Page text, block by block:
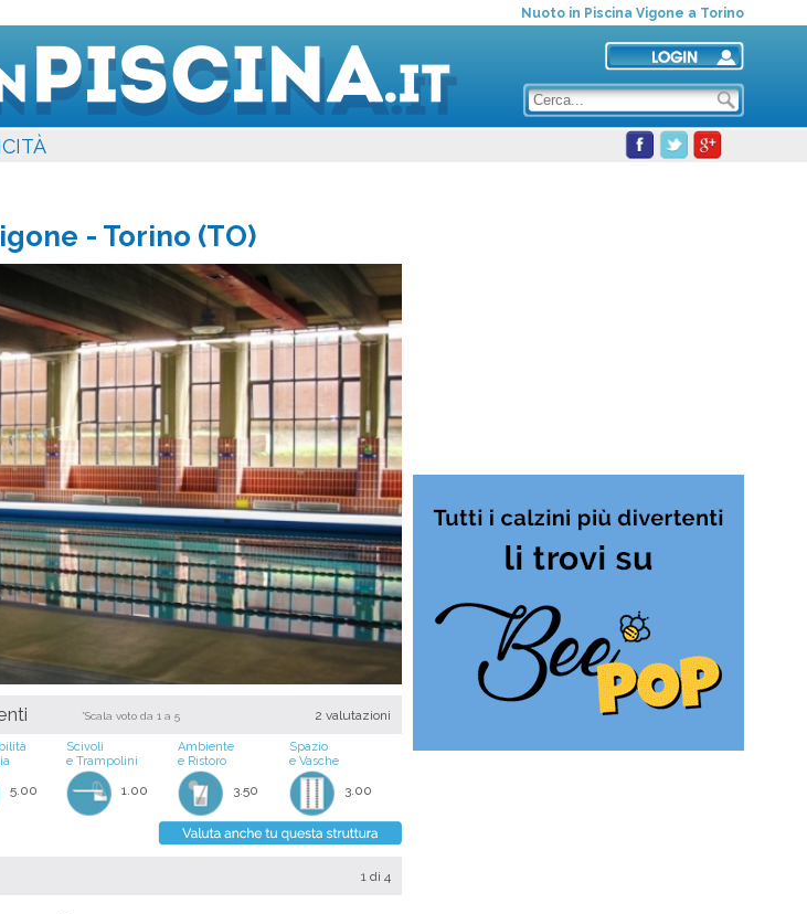
Nuoto in Piscina Vigone a Torino
- Torino (TO)
*Scala voto da 1 a 5 2 valutazioni
5.00
Scivoli
e Trampolini
1.00
Ambiente
e Ristoro
3.50
Spazio
e Vasche
3.00
1 di 4